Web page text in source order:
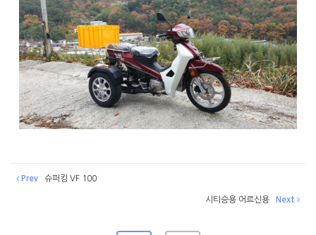
Prev 슈퍼킹 VF 100
시티승용 어르신용 Next